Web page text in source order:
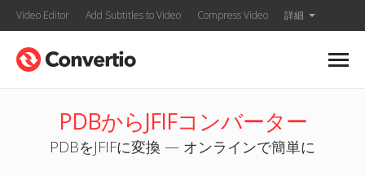
Video Editor Add Subtitles to Video Compress Video 詳細
PDBからJFIFコンバーター
PDBをJFIFに変換 — オンラインで簡単に